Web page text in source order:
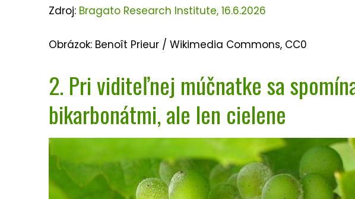
Zdroj: Bragato Research Institute, 16.6.2026
Obrázok: Benoît Prieur / Wikimedia Commons, CC0
2. Pri viditeľnej múčnatke sa
bikarbonátmi, ale len cielene